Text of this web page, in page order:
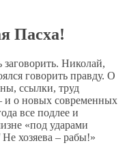
Пасха!
заговорить. Николай,
говорить правду. О
ссылки, труд
о новых современных
все подлее и
«под ударами
хозяева – рабы!»